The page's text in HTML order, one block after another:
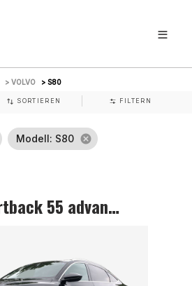
> VOLVO > S80
SORTIEREN FILTERN
Modell: S80 cancel
e-tron Sportback 55 advanced